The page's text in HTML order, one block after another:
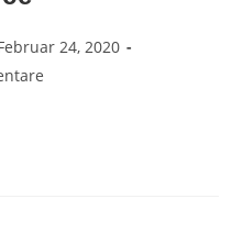
24, 2020